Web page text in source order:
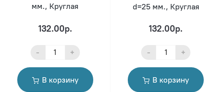
мм., Круглая
132.00р.
- +
В корзину
d=25 мм., Круглая
132.00р.
- +
В корзину